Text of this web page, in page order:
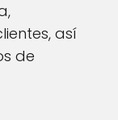
así
de